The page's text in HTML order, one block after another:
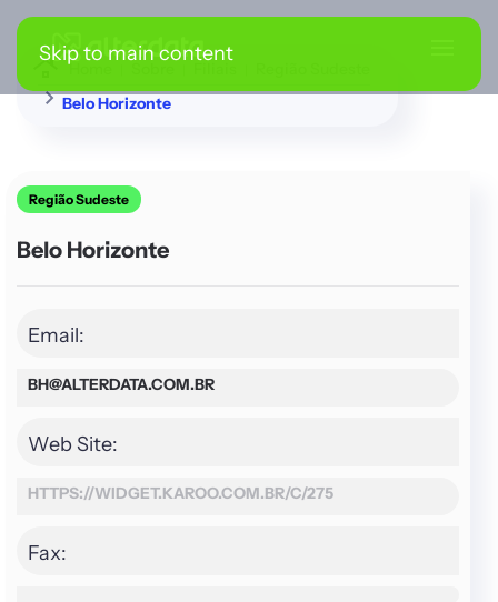
Skip to main content
Home
Belo Horizonte
Região Sudeste
Belo Horizonte
Email:
BH@ALTERDATA.COM.BR
Web Site:
HTTPS://WIDGET.KAROO.COM.BR/C/275
Fax: